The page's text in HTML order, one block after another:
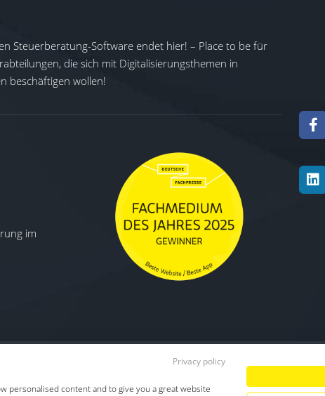
Steuerberatung-Software endet hier! – Place to be für
die sich mit Digitalisierungsthemen in
beschäftigen wollen!
im
Datenschutz Impressum
Privacy policy
personalised content and to give you a great website